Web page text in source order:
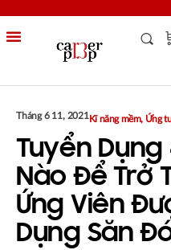
Tháng 6 11, 2021Kĩ năng mềm, Ứng
Tuyển Dụng
Nào Để Trở
Ứng Viên
Dụng Săn